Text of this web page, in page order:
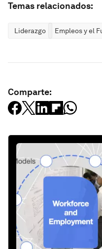
Temas relacionados:
Liderazgo Empleos y el
Comparte: